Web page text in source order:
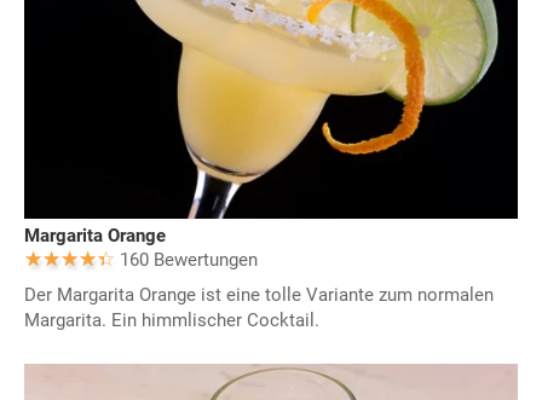
Margarita Orange
160 Bewertungen
Der Margarita Orange ist eine tolle Variante zum normalen
Margarita. Ein himmlischer Cocktail.